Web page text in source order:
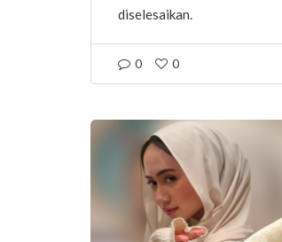
diselesaikan.
0 0